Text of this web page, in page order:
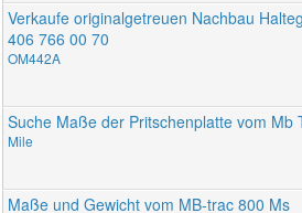
Verkaufe originalgetreuen Nachbau
406 766 00 70
OM442A
Suche Maße der Pritschenplatte vom Mb
Mile
Maße und Gewicht vom MB-trac 800 Ms